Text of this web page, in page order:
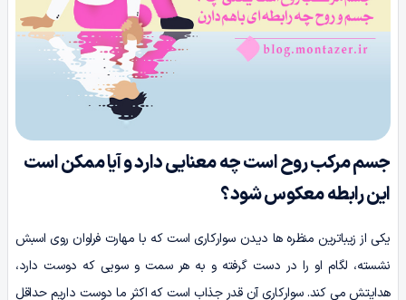
جسم مرکب روح است چه معنایی دارد و آیا ممکن است
این رابطه معکوس شود؟
یکی از زیباترین منظره ها دیدن سوارکاری است که با مهارت فراوان روی اسبش
نشسته، لگام او را در دست گرفته و به هر سمت و سویی که دوست دارد،
هدایتش می کند. سوارکاری آن قدر جذاب است که اکثر ما دوست داریم حداقل